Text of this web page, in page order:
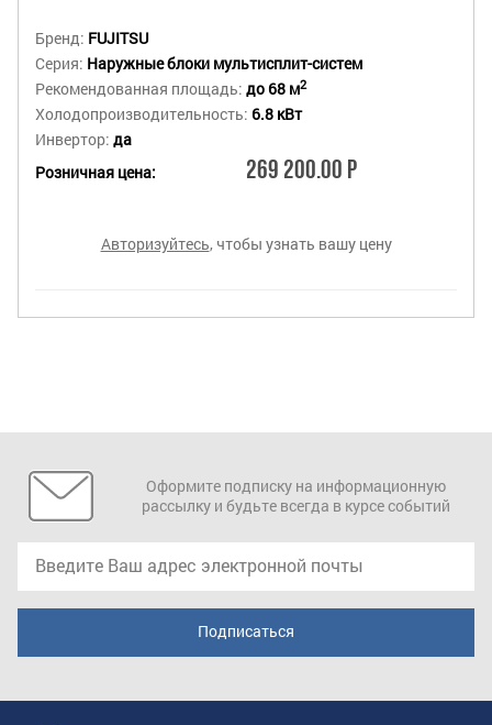
Бренд: FUJITSU
Серия: Наружные блоки мультисплит-систем
Рекомендованная площадь: до 68 м2
Холодопроизводительность: 6.8 кВт
Инвертор: да
Розничная цена:
269 200.00 Р
Авторизуйтесь, чтобы узнать вашу цену
Оформите подписку на информационную
рассылку и будьте всегда в курсе событий